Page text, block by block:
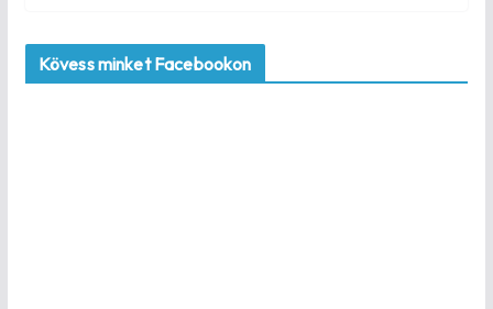
Kövess minket Facebookon